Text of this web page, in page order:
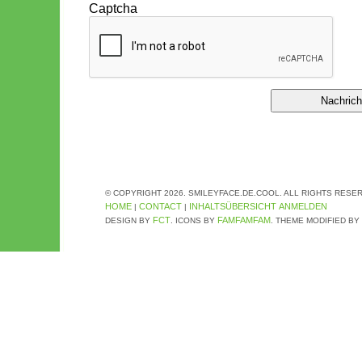
Captcha
© COPYRIGHT 2026. SMILEYFACE.DE.COOL. ALL RIGHTS
HOME | CONTACT | INHALTSÜBERSICHT ANMELDEN
DESIGN BY FCT . ICONS BY FAMFAMFAM . THEME MODIFIED BY